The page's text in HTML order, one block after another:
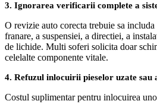
3. Ignorarea verificarii complete a
O revizie auto corecta trebuie sa
franare, a suspensiei, a directiei, a
de lichide. Multi soferi solicita doar
celelalte componente vitale.
4. Refuzul inlocuirii pieselor uzate sau
Costul suplimentar pentru inlocuirea